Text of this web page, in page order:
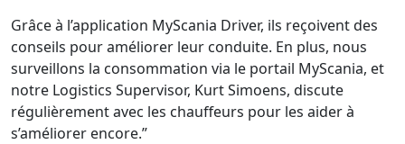
Grâce à l’application MyScania Driver, ils reçoivent des
conseils pour améliorer leur conduite. En plus, nous
surveillons la consommation via le portail MyScania, et
notre Logistics Supervisor, Kurt Simoens, discute
régulièrement avec les chauffeurs pour les aider à
s’améliorer encore.”